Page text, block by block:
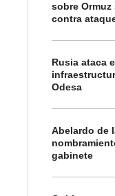
sobre
contra
Rusia ataca
Odesa
Abelardo de
gabinete